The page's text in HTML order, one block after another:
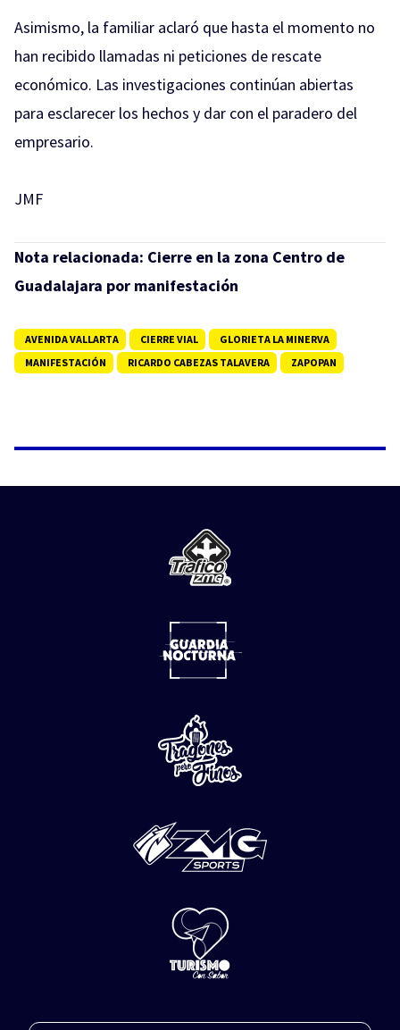
Asimismo, la familiar aclaró que hasta el momento no
han recibido llamadas ni peticiones de rescate
económico. Las investigaciones continúan abiertas
para esclarecer los hechos y dar con el paradero del
empresario.
JMF
Nota relacionada: Cierre en la zona Centro de
Guadalajara por manifestación
AVENIDA VALLARTA CIERRE VIAL
GLORIETA LA MINERVA
MANIFESTACIÓN
RICARDO CABEZAS TALAVERA ZAPOPAN